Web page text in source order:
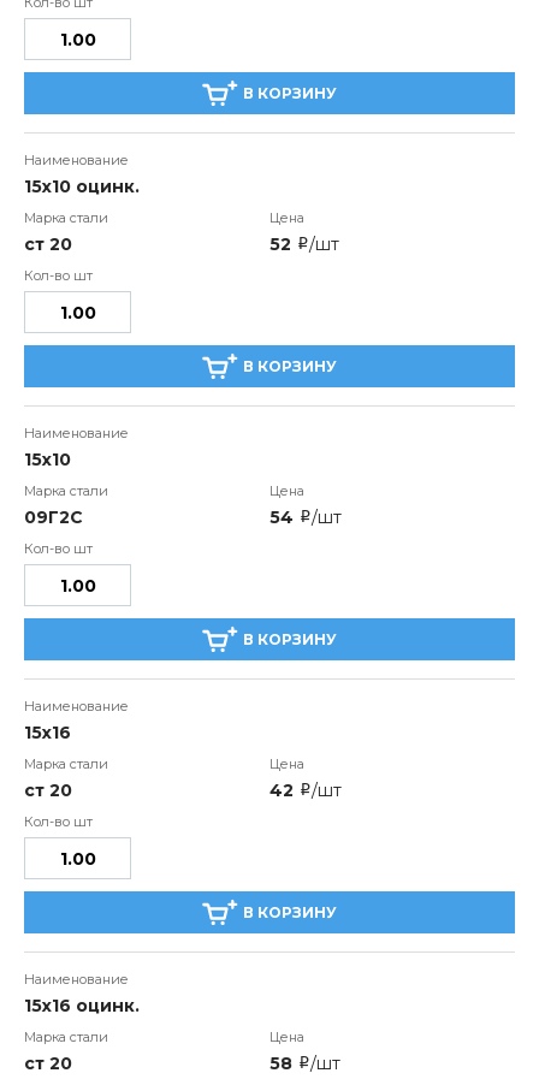
В КОРЗИНУ
15х10 оцинк.
ст 20 52 i/шт
В КОРЗИНУ
15х10
09Г2С 54 i/шт
В КОРЗИНУ
15х16
ст 20 42 i/шт
В КОРЗИНУ
15х16 оцинк.
ст 20 58 i/шт